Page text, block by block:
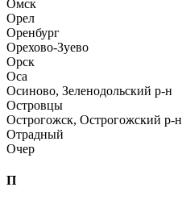
Омск
Орел
Оренбург
Орехово-Зуево
Орск
Оса
Осиново, Зеленодольский р-н
Островцы
Острогожск, Острогожский р-н
Отрадный
Очер
П